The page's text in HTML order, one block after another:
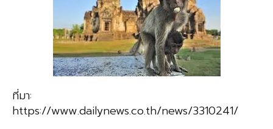
ที่มา:
https://www.dailynews.co.th/news/3310241/